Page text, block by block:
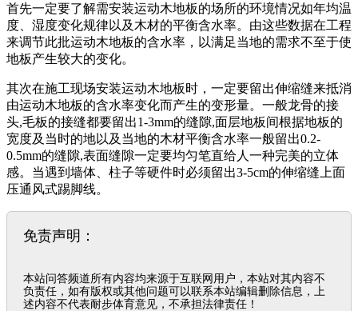
首先一定要了解需安装运动木地板的场所的环境情况如年均温
度、湿度变化规律以及木材的平衡含水率。由这些数据在工程
来调节此批运动木地板的含水率，以满足当地的需求不至于使
地板产生较大的变化。
其次在施工现场安装运动木地板时，一定要留出伸缩缝来抵消
由运动木地板的含水率变化而产生的变形量。一般龙骨的接
头,毛板的接缝都要留出1-3mm的缝隙,面层地板间根据地板的
宽度及当时的地以及当地的木材平衡含水率一般留出0.2-
0.5mm的缝隙,表面缝隙一定要均匀笔直给人一种完美的立体
感。当遇到墙体、柱子等硬件时必须留出3-5cm的伸缩缝上面
压通风式踢脚线。
免责声明：
本站问答频道所有内容均来源于互联网用户，本站对其内容不
负责任，如有版权或其他问题可以联系本站编辑删除信息，上
述内容不代表耐步体育意见，不承担法律责任！